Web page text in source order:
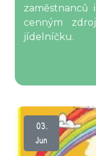
cenným
jídelníčku.
03.
Jun